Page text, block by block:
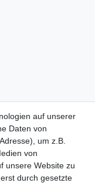
auf unserer
Daten von
um z.B.
von
unsere Website zu
durch gesetzte